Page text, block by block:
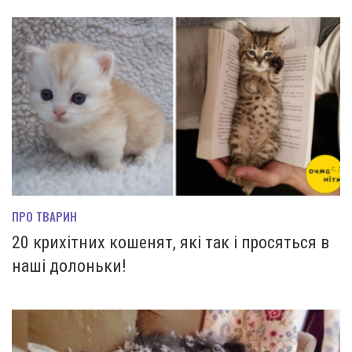
ПРО ТВАРИН
20 крихітних кошенят, які так і просяться в
наші долоньки!